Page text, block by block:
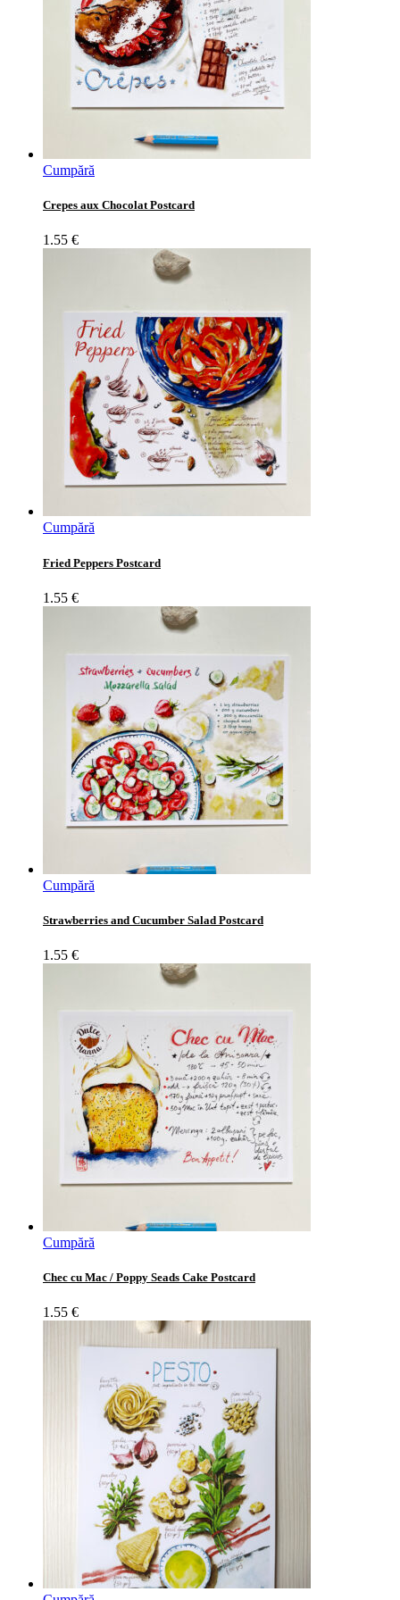
Cumpără
Crepes aux Chocolat Postcard
1.55 €
Cumpără
Fried Peppers Postcard
1.55 €
Cumpără
Strawberries and Cucumber Salad Postcard
1.55 €
Cumpără
Chec cu Mac / Poppy Seads Cake Postcard
1.55 €